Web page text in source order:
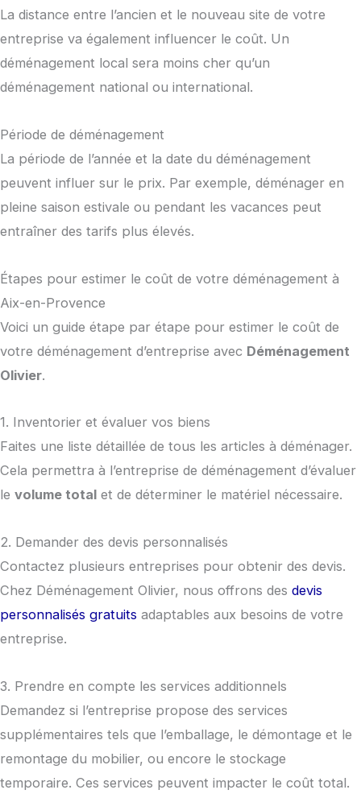
La distance entre l’ancien et le nouveau site de votre
entreprise va également influencer le coût. Un
déménagement local sera moins cher qu’un
déménagement national ou international.
Période de déménagement
La période de l’année et la date du déménagement
peuvent influer sur le prix. Par exemple, déménager en
pleine saison estivale ou pendant les vacances peut
entraîner des tarifs plus élevés.
Étapes pour estimer le coût de votre déménagement à
Aix-en-Provence
Voici un guide étape par étape pour estimer le coût de
votre déménagement d’entreprise avec Déménagement
Olivier.
1. Inventorier et évaluer vos biens
Faites une liste détaillée de tous les articles à déménager.
Cela permettra à l’entreprise de déménagement d’évaluer
le volume total et de déterminer le matériel nécessaire.
2. Demander des devis personnalisés
Contactez plusieurs entreprises pour obtenir des devis.
Chez Déménagement Olivier, nous offrons des devis
personnalisés gratuits adaptables aux besoins de votre
entreprise.
3. Prendre en compte les services additionnels
Demandez si l’entreprise propose des services
supplémentaires tels que l’emballage, le démontage et le
remontage du mobilier, ou encore le stockage
temporaire. Ces services peuvent impacter le coût total.